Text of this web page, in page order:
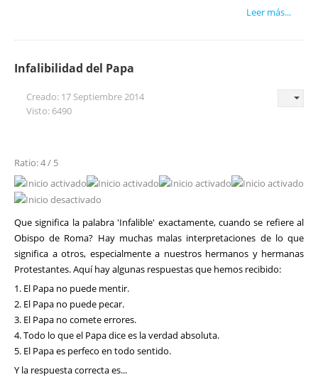
Leer más...
Infalibilidad del Papa
Creado: 17 Septiembre 2014
Visto: 6490
Ratio: 4 / 5
Que significa la palabra 'Infalible' exactamente, cuando se refiere al
Obispo de Roma? Hay muchas malas interpretaciones de lo que
significa a otros, especialmente a nuestros hermanos y hermanas
Protestantes. Aquí hay algunas respuestas que hemos recibido:
1. El Papa no puede mentir.
2. El Papa no puede pecar.
3. El Papa no comete errores.
4. Todo lo que el Papa dice es la verdad absoluta.
5. El Papa es perfeco en todo sentido.
Y la respuesta correcta es...